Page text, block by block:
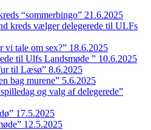
“sommerbingo” 21.6.2025
kreds vælger delegerede til ULFs
vi tale om sex?” 18.6.2025
til Ulfs Landsmøde ” 10.6.2025
til Læsø” 8.6.2025
bag murene” 5.6.2025
og valg af delegerede”
17.5.2025
12.5.2025